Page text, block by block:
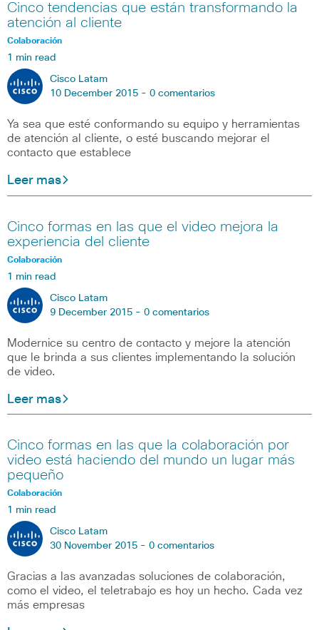
Cinco tendencias que están transformando la
atención al cliente
Colaboración
1 min read
Cisco Latam
10 December 2015 - 0 comentarios
Ya sea que esté conformando su equipo y herramientas
de atención al cliente, o esté buscando mejorar el
contacto que establece
Leer mas
Cinco formas en las que el video mejora la
experiencia del cliente
Colaboración
1 min read
Cisco Latam
9 December 2015 - 0 comentarios
Modernice su centro de contacto y mejore la atención
que le brinda a sus clientes implementando la solución
de video.
Leer mas
Cinco formas en las que la colaboración por
video está haciendo del mundo un lugar más
pequeño
Colaboración
1 min read
Cisco Latam
30 November 2015 - 0 comentarios
Gracias a las avanzadas soluciones de colaboración,
como el video, el teletrabajo es hoy un hecho. Cada vez
más empresas